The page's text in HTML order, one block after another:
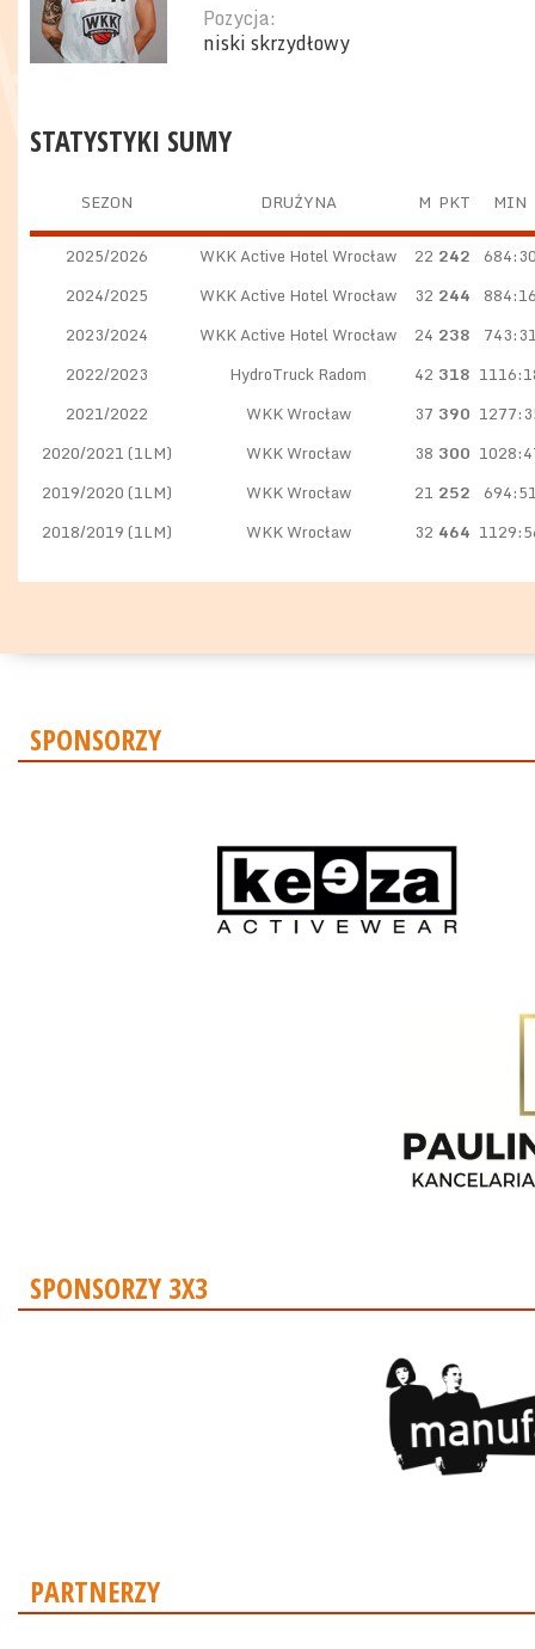
Pozycja:
niski skrzydłowy
STATYSTYKI SUMY
SEZON DRUŻYNA M PKT MIN
2025/2026 WKK Active Hotel Wrocław 22 242
2024/2025
WKK Active Hotel Wrocław 32 244
2023/2024
WKK Active Hotel Wrocław 24 238
2022/2023
HydroTruck Radom 42 318
2021/2022
WKK Wrocław 37 390
2020/2021 (1LM)
WKK Wrocław 38 300
2019/2020 (1LM)
WKK Wrocław 21 252
2018/2019 (1LM)
WKK Wrocław 32 464
SPONSORZY
SPONSORZY 3X3
PARTNERZY